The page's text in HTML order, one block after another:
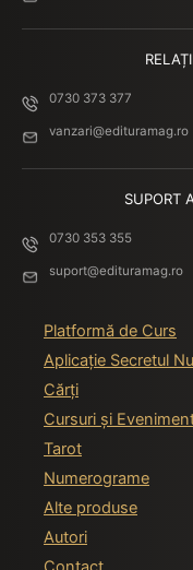
0730 373 377
vanzari@edituramag.ro
SUPORT
0730 353 355
suport@edituramag.ro
Platformă de Curs
Aplicație Secretul
Cărți
Cursuri și
Tarot
Numerograme
Alte produse
Autori